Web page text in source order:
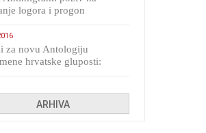
logora i progon
za novu Antologiju
hrvatske gluposti:
ARHIVA